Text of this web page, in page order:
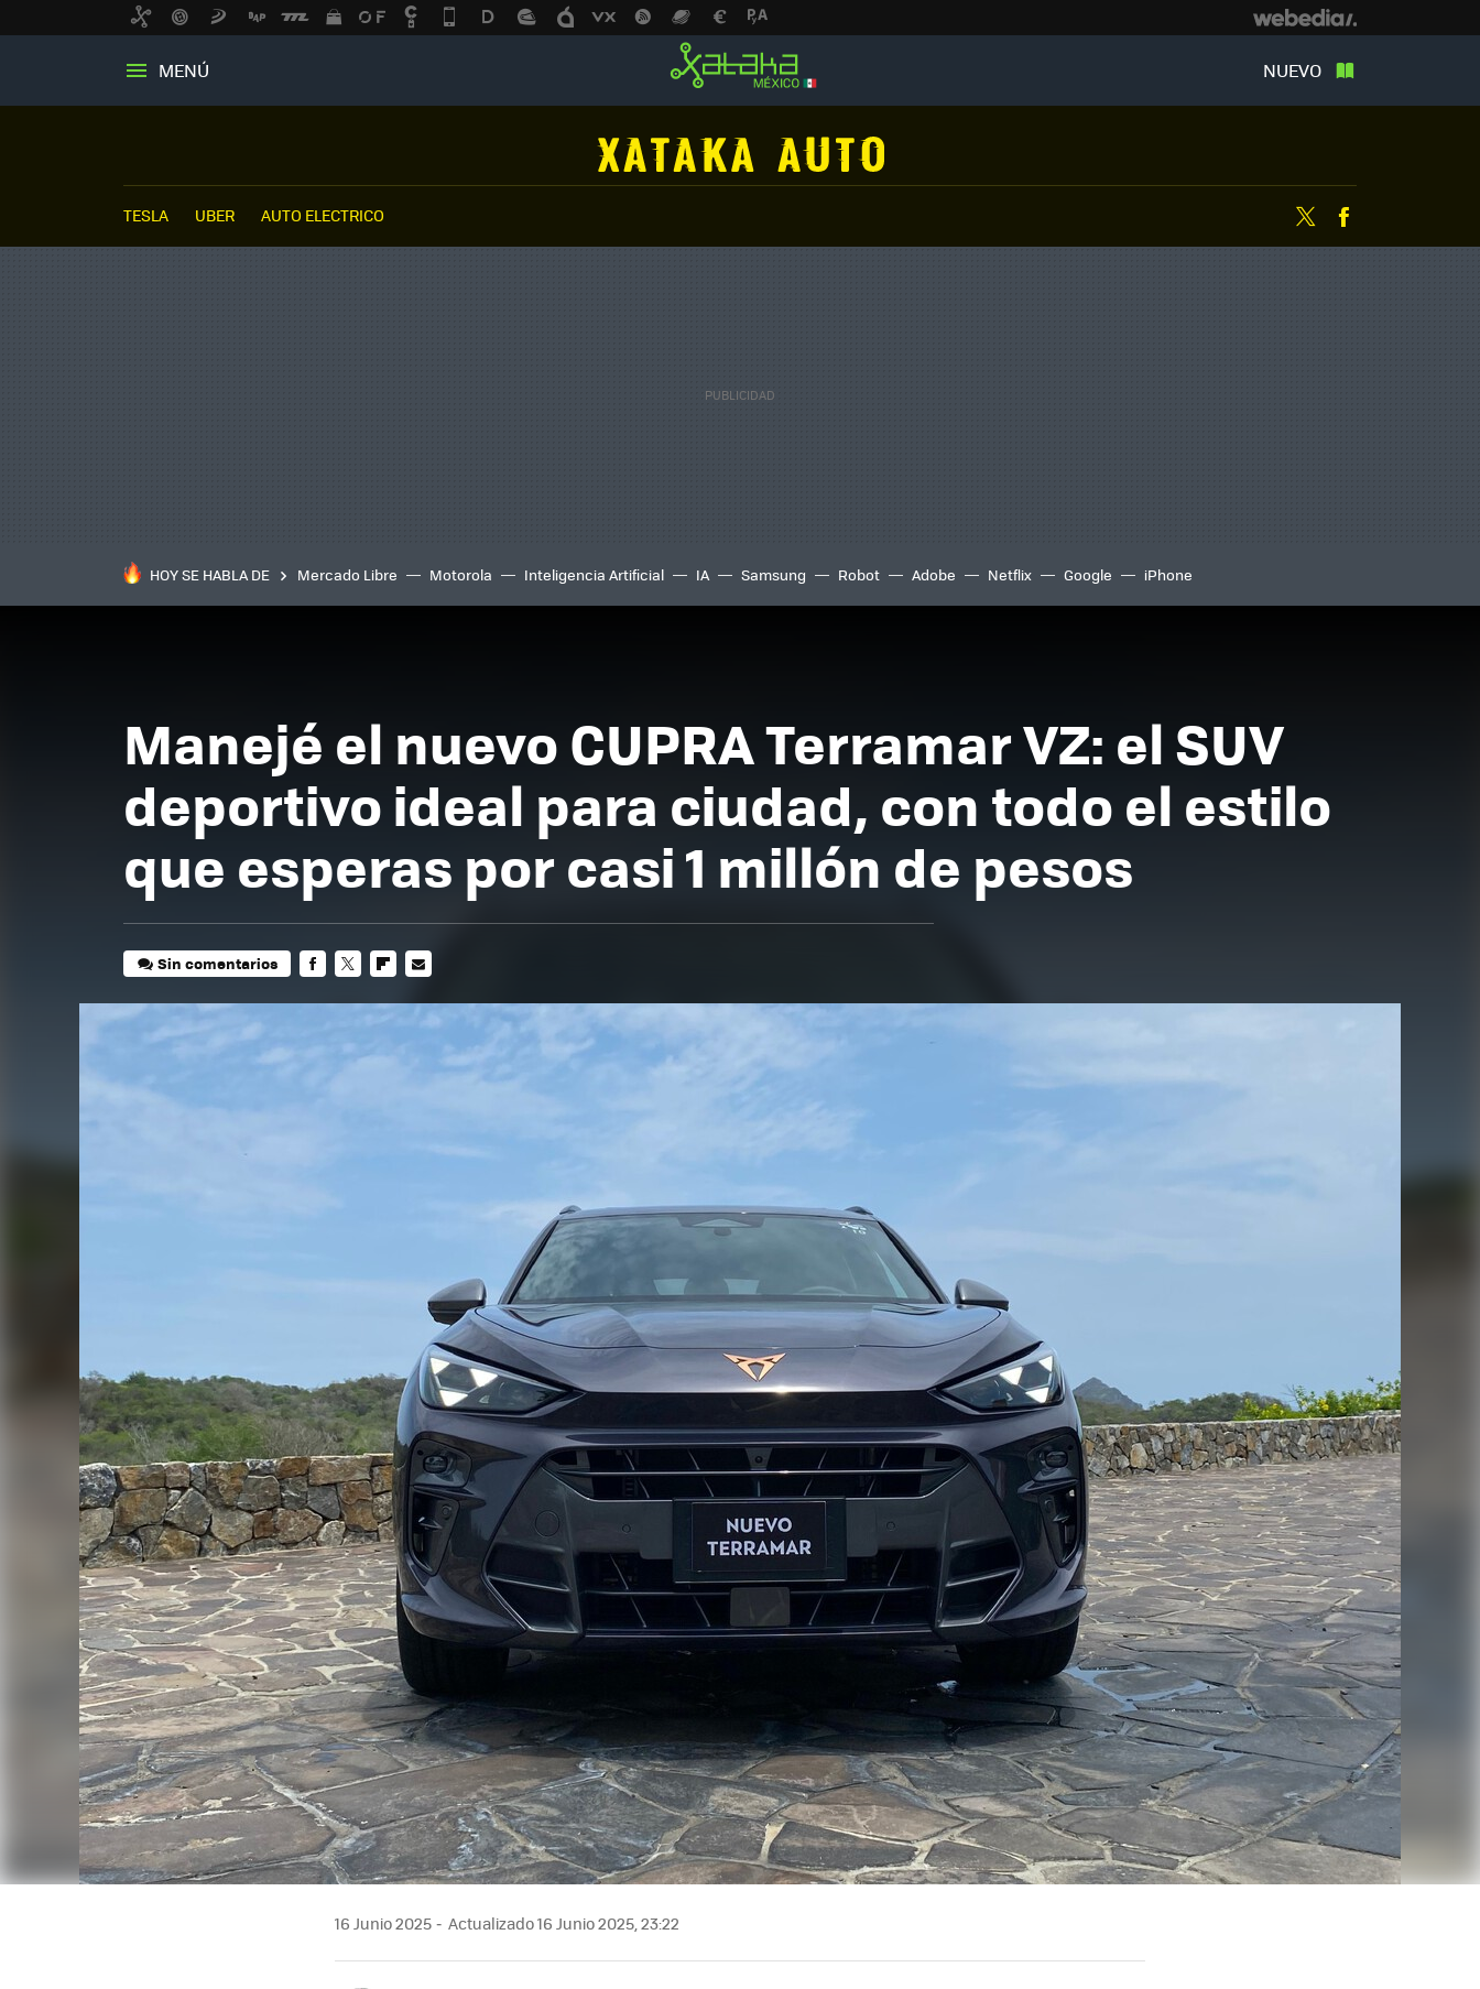
MENÚ NUEVO
TESLA UBER AUTO ELECTRICO Twitter
HOY SE HABLA DE Mercado Libre Motorola Inteligencia Artificial IA Samsung Robot Adobe Netflix Google iPhone
Manejé el nuevo CUPRA Terramar VZ: el SUV
deportivo ideal para ciudad, con todo el estilo
que esperas por casi 1 millón de pesos
Sin comentarios
MAIL
16 Junio 2025 Actualizado 16 Junio 2025, 23:22